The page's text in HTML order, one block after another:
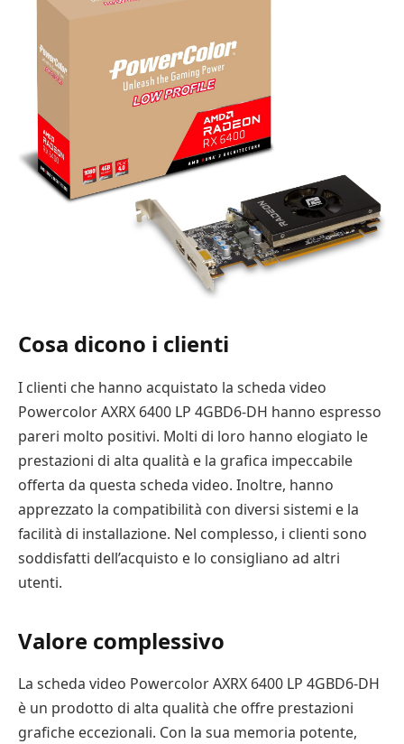
Cosa dicono i clienti
I clienti che hanno acquistato la scheda video
Powercolor AXRX 6400 LP 4GBD6-DH hanno espresso
pareri molto positivi. Molti di loro hanno elogiato le
prestazioni di alta qualità e la grafica impeccabile
offerta da questa scheda video. Inoltre, hanno
apprezzato la compatibilità con diversi sistemi e la
facilità di installazione. Nel complesso, i clienti sono
soddisfatti dell’acquisto e lo consigliano ad altri
utenti.
Valore complessivo
La scheda video Powercolor AXRX 6400 LP 4GBD6-DH
è un prodotto di alta qualità che offre prestazioni
grafiche eccezionali. Con la sua memoria potente,